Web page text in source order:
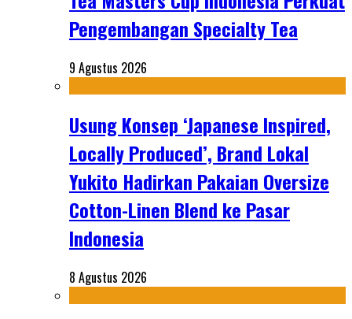
Pengembangan Specialty Tea
9 Agustus 2026
Usung Konsep ‘Japanese Inspired,
Locally Produced’, Brand Lokal
Yukito Hadirkan Pakaian Oversize
Cotton-Linen Blend ke Pasar
Indonesia
8 Agustus 2026